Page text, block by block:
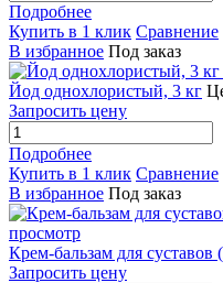
Подробнее
Купить в 1 клик Сравнение
В избранное Под заказ
Йод однохлористый, 3 кг
Запросить цену
Подробнее
Купить в 1 клик Сравнение
В избранное Под заказ
просмотр
Крем-бальзам для
Запросить цену